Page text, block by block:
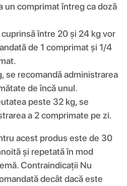
un comprimat întreg ca doză
între 20 și 24 kg vor
de 1 comprimat și 1/4
se recomandă administrarea
de încă unul.
peste 32 kg, se
a 2 comprimate pe zi.
acest produs este de 30
și repetată în mod
Contraindicații Nu
decât dacă este